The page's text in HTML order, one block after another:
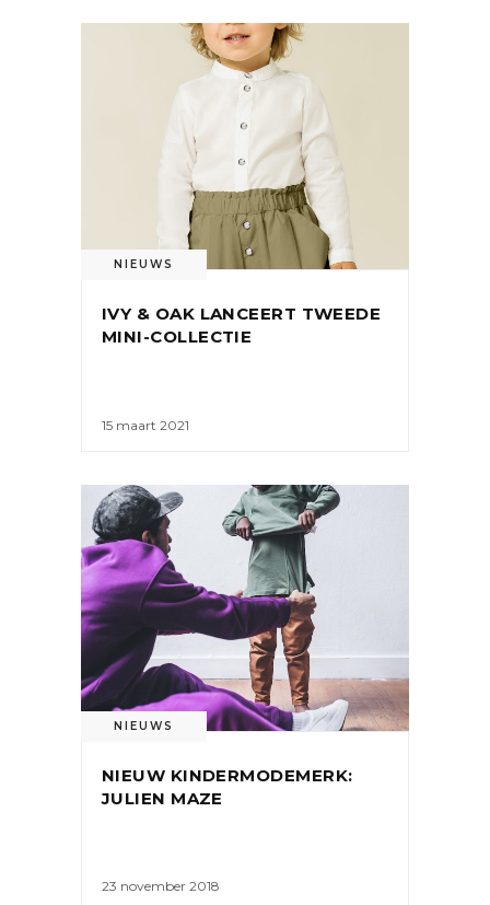
NIEUWS
IVY & OAK LANCEERT TWEEDE
MINI-COLLECTIE
15 maart 2021
NIEUWS
NIEUW KINDERMODEMERK:
JULIEN MAZE
23 november 2018